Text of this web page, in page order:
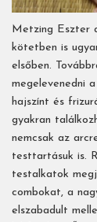
Metzing Eszter
kötetben is
elsőben.
megelevenedni
hajszínt és
gyakran
nemcsak az
testtartásuk is.
testalkatok
combokat, a
elszabadult